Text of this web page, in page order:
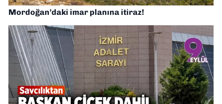
Mordoğan’daki imar planına itiraz!